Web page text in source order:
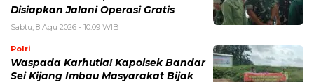
Disiapkan Jalani Operasi Gratis
Sabtu, 8 Agu 2026 - 10:09 WIB
Polri
Waspada Karhutla! Kapolsek Bandar
Sei Kijang Imbau Masyarakat Bijak